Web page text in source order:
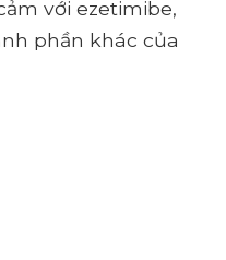
với ezetimibe,
phần khác của